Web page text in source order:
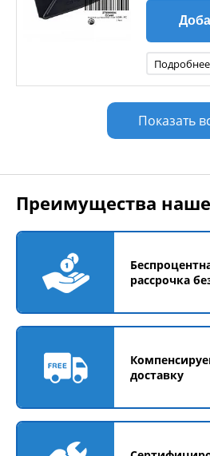
Подробнее
Показать
Преимущества
рассрочка
доставку